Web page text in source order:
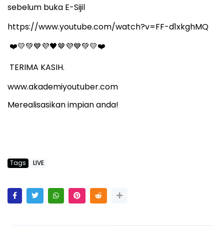
sebelum buka E-Sijil
https://www.youtube.com/watch?v=FF-d1xkghMQ
❤💛💚💙💜🖤🤎 💜💙💚💛❤
TERIMA KASIH.
www.akademiyoutuber.com
Merealisasikan impian anda!
Tags LIVE